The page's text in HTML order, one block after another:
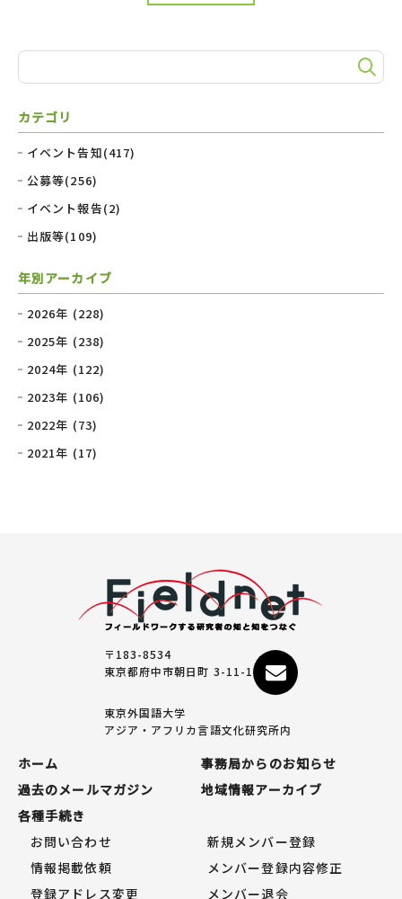
カテゴリ
イベント告知(417)
公募等(256)
イベント報告(2)
出版等(109)
年別アーカイブ
2026年 (228)
2025年 (238)
2024年 (122)
2023年 (106)
2022年 (73)
2021年 (17)
〒183-8534
東京都府中市朝日町 3-11-1
東京外国語大学
アジア・アフリカ言語文化研究所内
ホーム
事務局からのお知らせ
過去のメールマガジン
地域情報アーカイブ
各種手続き
お問い合わせ
新規メンバー登録
情報掲載依頼
メンバー登録内容修正
登録アドレス変更
メンバー退会